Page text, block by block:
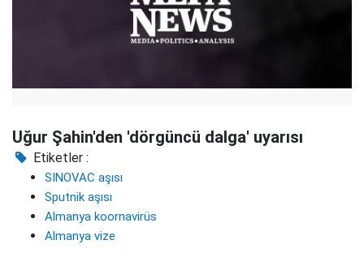
Uğur Şahin'den 'dörgüncü dalga' uyarısı
Etiketler :
SINOVAC aşısı
Sputnik aşısı
Almanya koornavirüs
Almanya vize